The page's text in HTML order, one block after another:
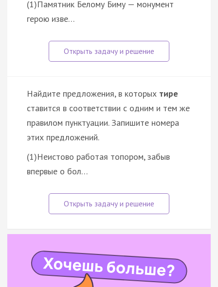
(1)Памятник Белому Биму — монумент
герою изве…
Найдите предложения, в которых тире
ставится в соответствии с одним и тем же
правилом пунктуации. Запишите номера
этих предложений.
(1)Неистово работая топором, забыв
впервые о бол…